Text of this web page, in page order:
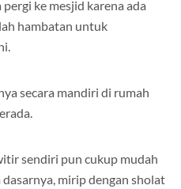
ke mesjid karena ada
hambatan untuk
secara mandiri di rumah
sendiri pun cukup mudah
mirip dengan sholat